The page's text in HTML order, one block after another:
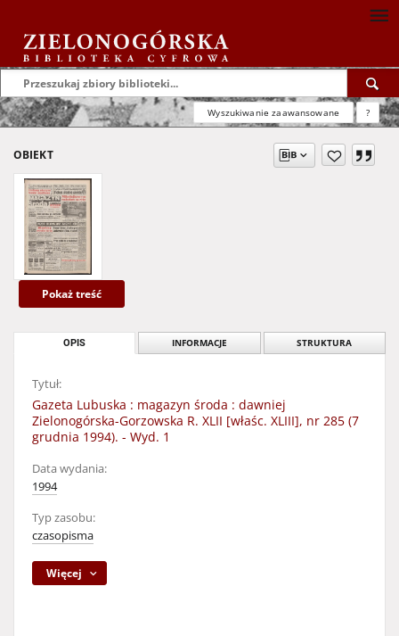
Wyszukiwanie zaawansowane ?
OBIEKT
Pokaż treść
OPIS INFORMACJE STRUKTURA
Tytuł:
Gazeta Lubuska : magazyn środa : dawniej
Zielonogórska-Gorzowska R. XLII [właśc. XLIII], nr 285 (7
grudnia 1994). - Wyd. 1
Data wydania:
1994
Typ zasobu:
czasopisma
Więcej